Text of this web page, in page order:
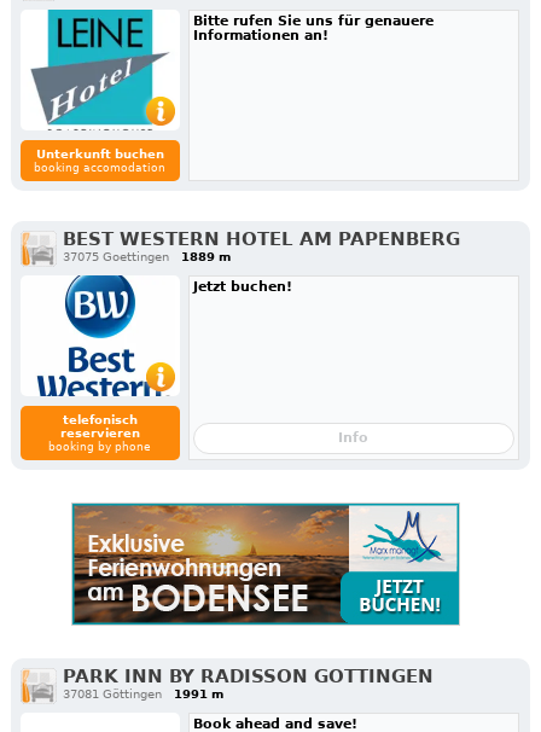
Unterkunft buchen
booking accomodation
Bitte rufen Sie uns für genauere
Informationen an!
BEST WESTERN HOTEL AM PAPENBERG
37075 Goettingen 1889 m
telefonisch
reservieren
booking by phone
Jetzt buchen!
Info
PARK INN BY RADISSON GOTTINGEN
37081 Göttingen 1991 m
Book ahead and save!